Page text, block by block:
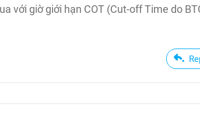
với giờ giới hạn COT (Cut-off Time do